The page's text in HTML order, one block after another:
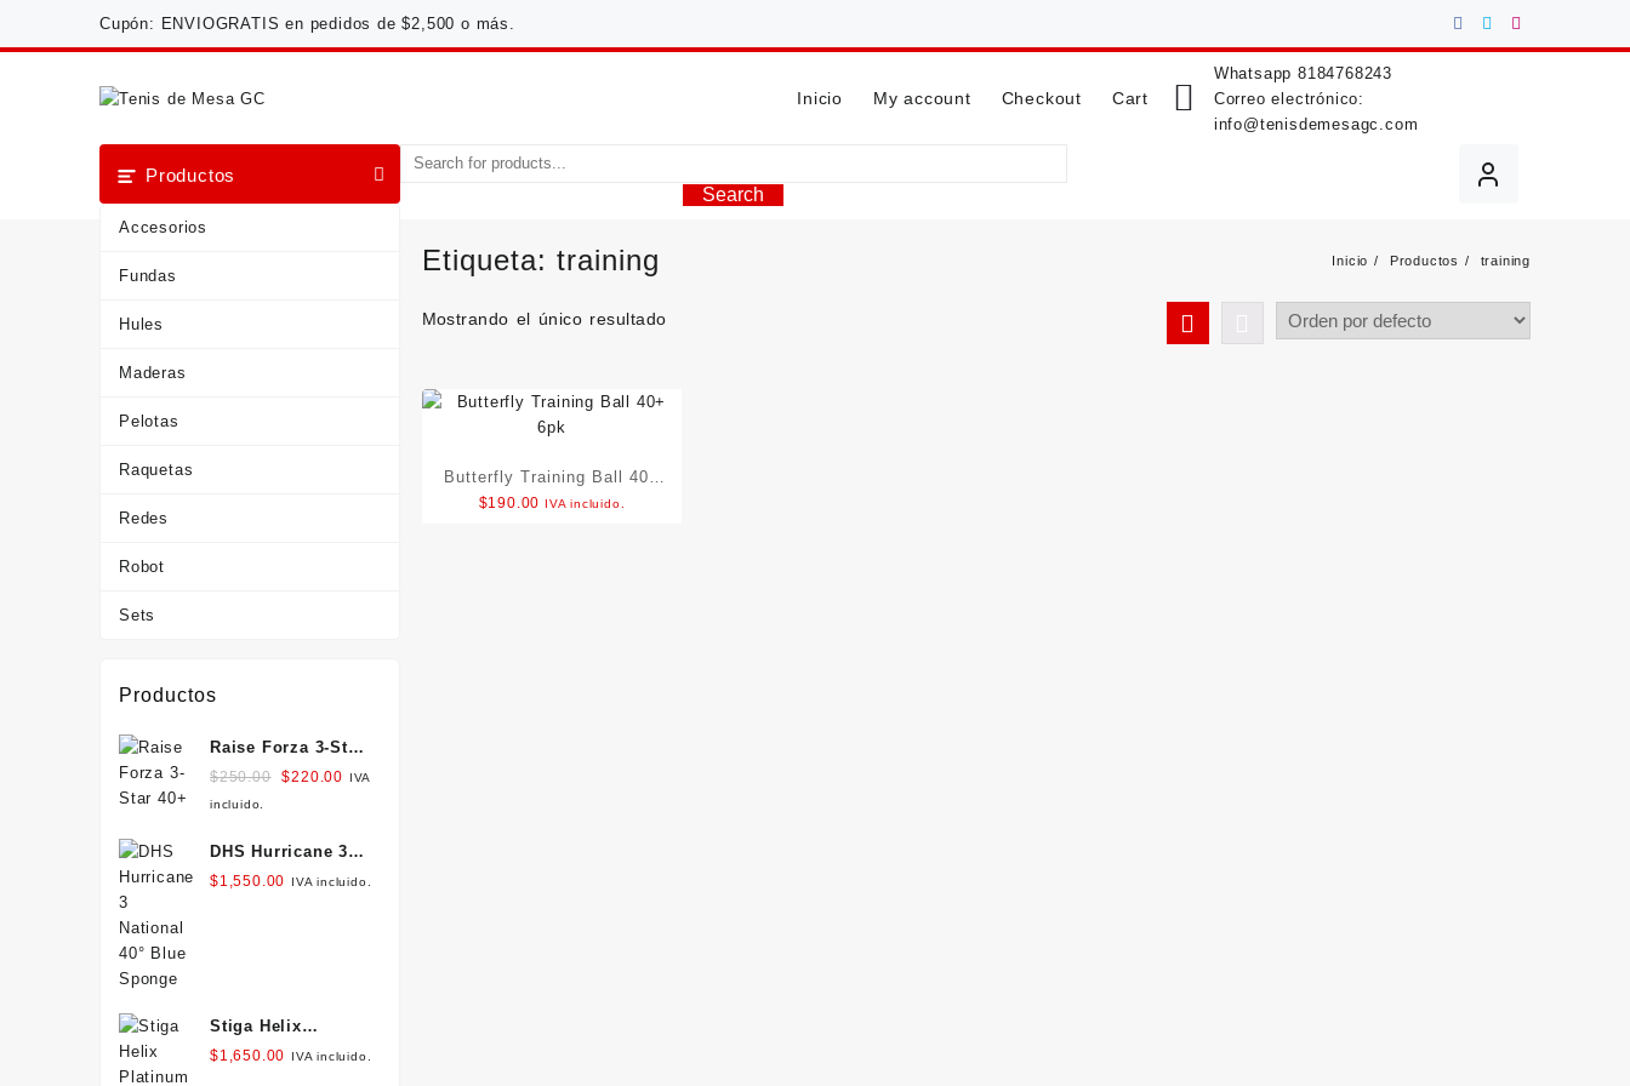
Cupón: ENVIOGRATIS en pedidos de $2,500 o más.
Inicio My account Checkout Cart
Whatsapp 8184768243
Correo electrónico:
info@tenisdemesagc.com
Productos
Accesorios
Fundas
Hules
Maderas
Pelotas
Raquetas
Redes
Robot
Sets
Search
Etiqueta: training Inicio Productos training
Mostrando el único resultado
Butterfly Training Ball 40+
6pk
$190.00 IVA incluido.
Productos
Raise Forza 3-Star
40+
$250.00 Original
$250.00.
$220.00 Current
$220.00.
IVA
incluido.
DHS Hurricane 3
National 40° Blue
$1,550.00 IVA incluido.
Stiga Helix
Platinum XH
$1,650.00 IVA incluido.